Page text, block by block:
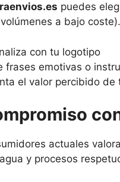
puedes
a bajo coste).
con tu logotipo
frases emotivas o
el valor percibido de
actuales
y procesos